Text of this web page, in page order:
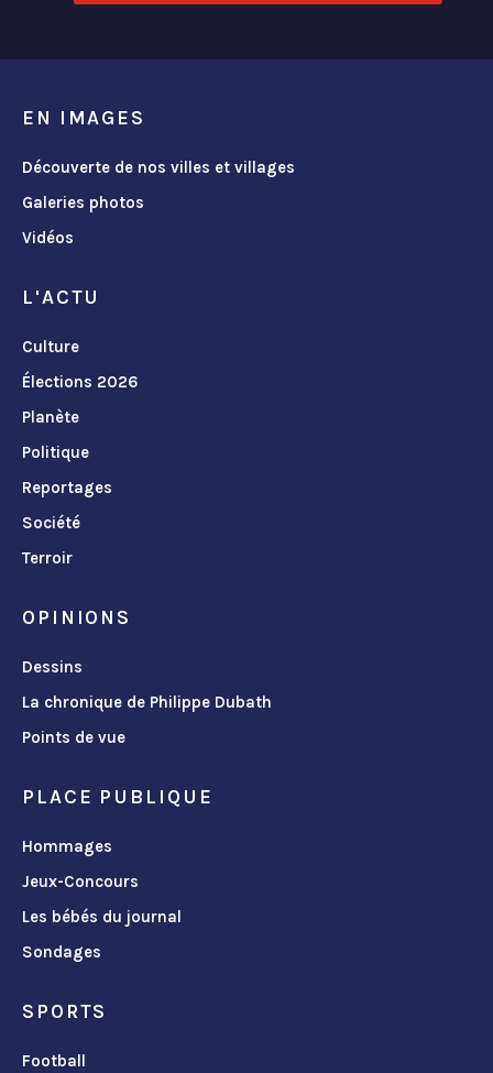
EN IMAGES
Découverte de nos villes et villages
Galeries photos
Vidéos
L'ACTU
Culture
Élections 2026
Planète
Politique
Reportages
Société
Terroir
OPINIONS
Dessins
La chronique de Philippe Dubath
Points de vue
PLACE PUBLIQUE
Hommages
Jeux-Concours
Les bébés du journal
Sondages
SPORTS
Football